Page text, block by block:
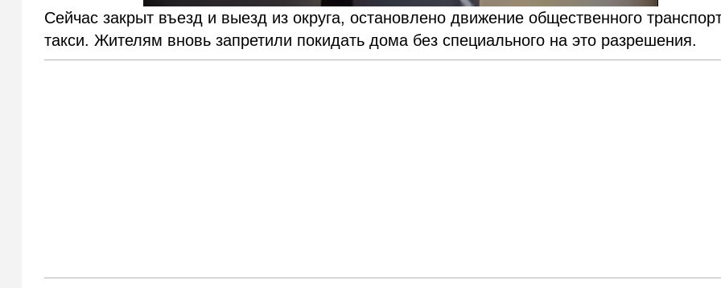
Сейчас закрыт въезд и выезд из округа, остановлено движение общественного
такси. Жителям вновь запретили покидать дома без специального на это разрешения.